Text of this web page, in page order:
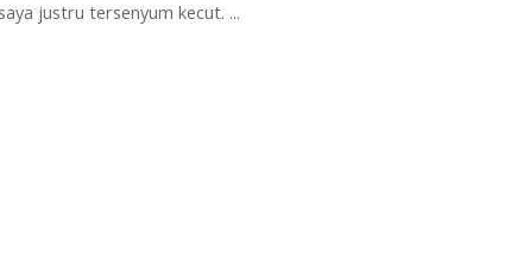
justru tersenyum kecut. ...